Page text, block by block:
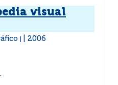
visual
2006